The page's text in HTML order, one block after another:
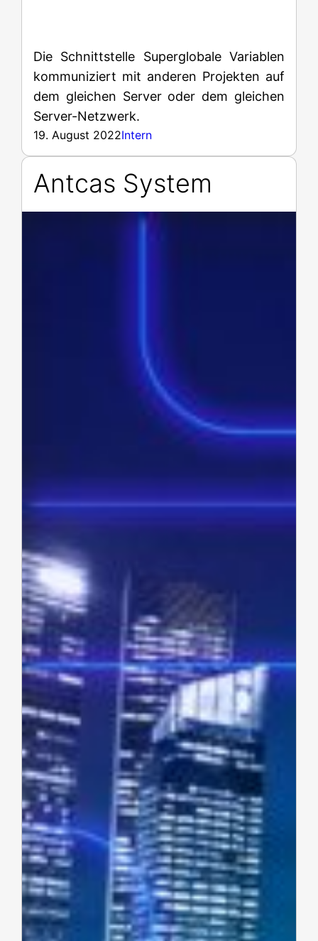
Die Schnittstelle Superglobale Variablen
kommuniziert mit anderen Projekten auf
dem gleichen Server oder dem gleichen
Server-Netzwerk.
19. August 2022Intern
Antcas System